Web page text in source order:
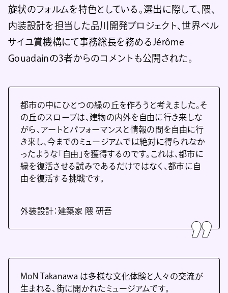
旋状のフォルムを特色としている。選出に際して、隈、
内装設計を担当した品川開発プロジェクト、世界ベル
サイユ賞機構にて事務総長を務めるJérôme
Gouadainの3者からのコメントも公開された。
都市の中にひとつの緑の丘を作ろうと考えました。そ
の丘のスロープは、建物の内外を自由に行き来しな
がら、アートとパフォーマンスと情報の間を自由に行
き来し、今までのミュージアムでは絶対に得られなか
ったような「自由」を獲得するのです。これは、都市に
緑を復活させる試みであるだけではなく、都市に自
由を復活する挑戦です。
外装設計：建築家 隈 研吾
MoN Takanawa は多様な文化体験と人々の交流が
生まれる、街に開かれたミュージアムです。